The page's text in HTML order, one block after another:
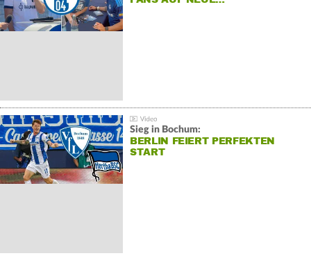
Sieg in Bochum:
BERLIN FEIERT PERFEKTEN
START